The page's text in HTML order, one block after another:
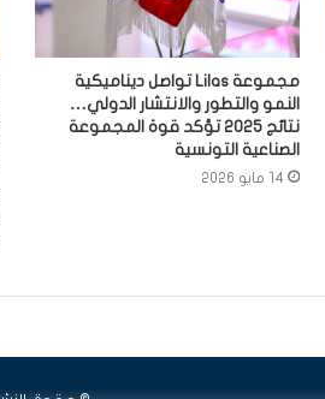
مجموعة Lilas تواصل ديناميكية
النمو والتطور والانتشار الدولي…
نتائج 2025 تؤكد قوة المجموعة
الصناعية التونسية
14 مايو 2026